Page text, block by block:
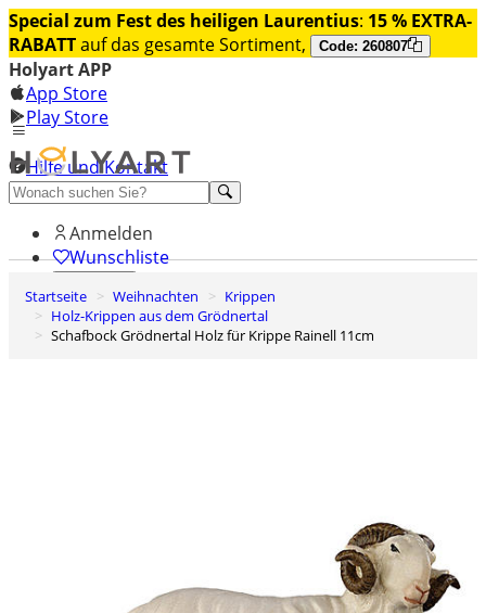
Special zum Fest des heiligen Laurentius: 15 % EXTRA-
RABATTauf das gesamte Sortiment, Code: 260807
Holyart APP
App Store
Play Store
Hilfe und Kontakt
Entdecken Sie Premium
Anmelden
Wunschliste
0
Warenkorb
Startseite Weihnachten
Krippen
Holz-Krippen aus dem Grödnertal
Schafbock Grödnertal Holz für Krippe Rainell 11cm